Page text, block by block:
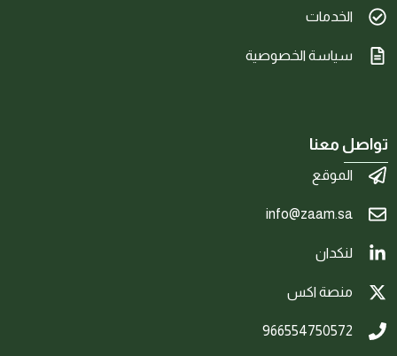
الخدمات
سياسة الخصوصية
تواصل معنا
الموقع
info@zaam.sa
لنكدان
منصة اكس
966554750572